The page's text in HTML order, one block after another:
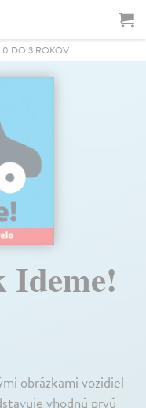
DO 3 ROKOV
Ideme!
obrázkami vozidiel
vhodnú prvú